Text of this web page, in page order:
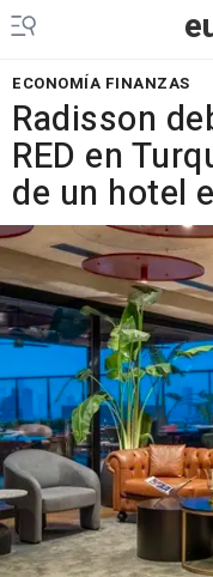
ECONOMÍA FINANZAS
Radisson
RED en
de un hotel